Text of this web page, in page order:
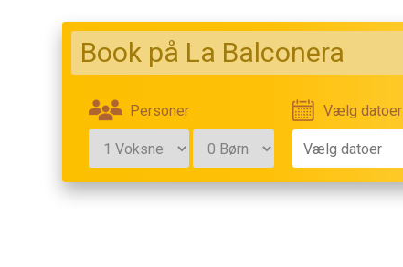
Book på La Balconera
Personer Vælg datoer